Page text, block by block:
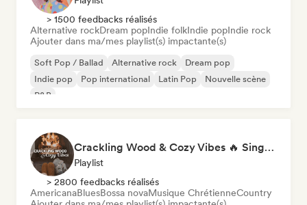
> 1500 feedbacks réalisés
Alternative rockDream popIndie folkIndie popIndie rock
Ajouter dans ma/mes playlist(s) impactante(s)
Soft Pop / Ballad Alternative rock
Dream pop
Indie pop
Pop international Latin Pop
Nouvelle scène
R&B
Crackling Wood & Cozy Vibes 🔥 Singer-Songwriter, Dream Pop & Bedroom Pop
Playlist
> 2800 feedbacks réalisés
AmericanaBluesBossa novaMusique ChrétienneCountry